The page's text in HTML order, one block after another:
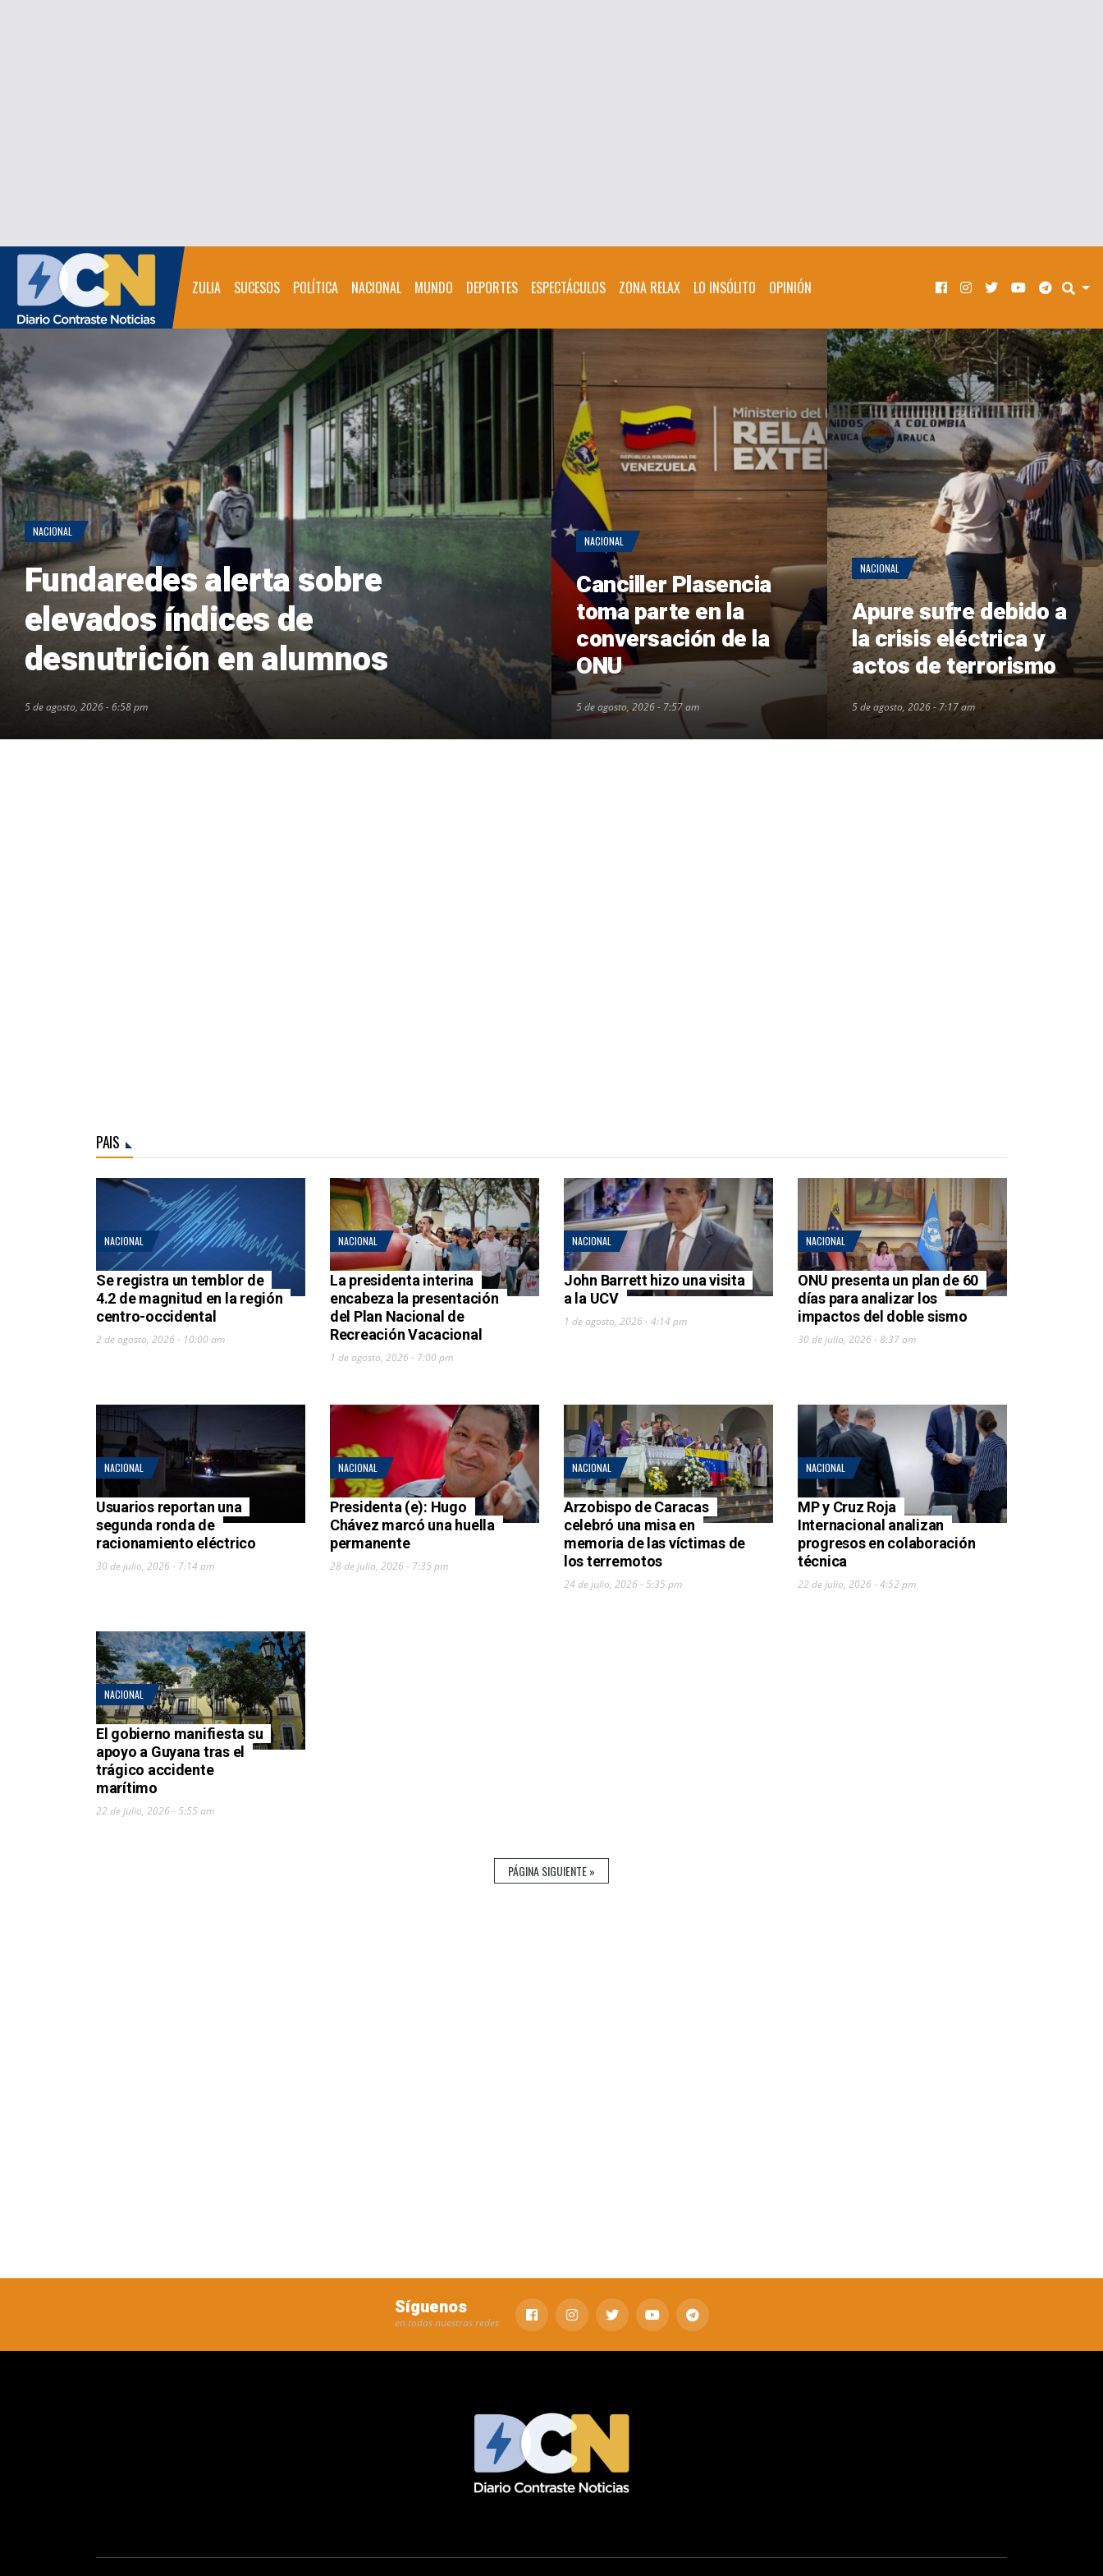
ZULIA SUCESOS POLÍTICA NACIONAL MUNDO DEPORTES ESPECTÁCULOS ZONA RELAX LO INSÓLITO OPINIÓN
NACIONAL
Fundaredes alerta sobre
elevados índices de
desnutrición en alumnos
5 de agosto, 2026 - 6:58 pm
NACIONAL
Canciller Plasencia
toma parte en la
conversación de la
ONU
5 de agosto, 2026 - 7:57 am
NACIONAL
Apure sufre debido a
la crisis eléctrica y
actos de terrorismo
5 de agosto, 2026 - 7:17 am
PAIS
NACIONAL
Se registra un temblor de
4.2 de magnitud en la región
centro-occidental
2 de agosto, 2026 - 10:00 am
NACIONAL
La presidenta interina
encabeza la presentación
del Plan Nacional de
Recreación Vacacional
1 de agosto, 2026 - 7:00 pm
NACIONAL
John Barrett hizo una visita
a la UCV
1 de agosto, 2026 - 4:14 pm
NACIONAL
ONU presenta un plan de 60
días para analizar los
impactos del doble sismo
30 de julio, 2026 - 8:37 am
NACIONAL
Usuarios reportan una
segunda ronda de
racionamiento eléctrico
30 de julio, 2026 - 7:14 am
NACIONAL
Presidenta (e): Hugo
Chávez marcó una huella
permanente
28 de julio, 2026 - 7:35 pm
NACIONAL
Arzobispo de Caracas
celebró una misa en
memoria de las víctimas de
los terremotos
24 de julio, 2026 - 5:35 pm
NACIONAL
MP y Cruz Roja
Internacional analizan
progresos en colaboración
técnica
22 de julio, 2026 - 4:52 pm
NACIONAL
El gobierno manifiesta su
apoyo a Guyana tras el
trágico accidente
marítimo
22 de julio, 2026 - 5:55 am
PÁGINA SIGUIENTE »
Síguenos
en todas nuestras redes